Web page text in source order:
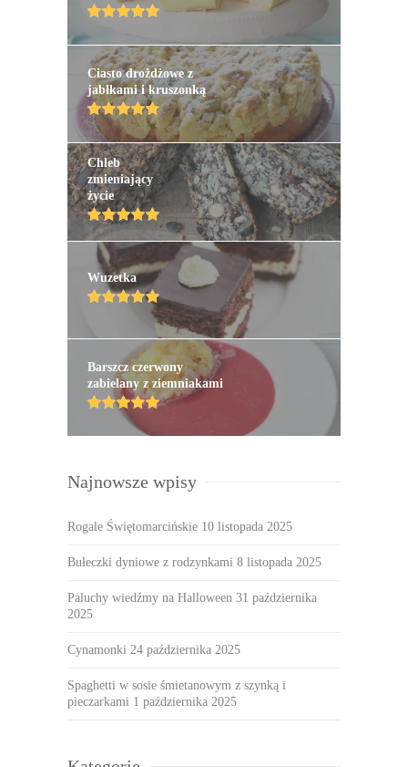
Ciasto drożdżowe z
jabłkami i kruszonką
Chleb
zmieniający
życie
Wuzetka
Barszcz czerwony
zabielany z ziemniakami
Najnowsze wpisy
Rogale Świętomarcińskie 10 listopada 2025
Bułeczki dyniowe z rodzynkami 8 listopada 2025
Paluchy wiedźmy na Halloween 31 października
2025
Cynamonki 24 października 2025
Spaghetti w sosie śmietanowym z szynką i
pieczarkami 1 października 2025